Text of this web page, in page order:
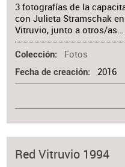
3 fotografías de la
con Julieta Stramschak
Vitruvio, junto a otros/as…
Colección Fotos
Fecha de creación 2016
Red Vitruvio 1994